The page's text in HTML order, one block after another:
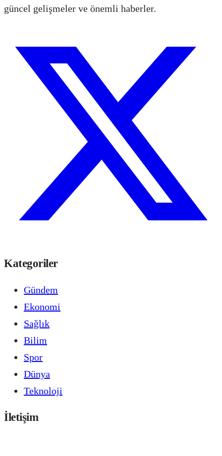
güncel gelişmeler ve önemli haberler.
Kategoriler
Gündem
Ekonomi
Sağlık
Bilim
Spor
Dünya
Teknoloji
İletişim